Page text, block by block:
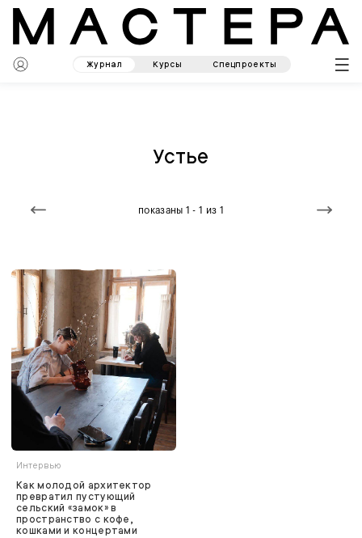
Журнал Курсы Спецпроекты
Устье
показаны 1 - 1 из 1
Интервью
Как молодой архитектор
превратил пустующий
сельский «замок» в
пространство с кофе,
кошками и концертами